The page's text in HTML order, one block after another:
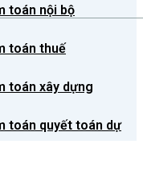
toán nội bộ
toán thuế
toán xây dựng
toán quyết toán dự